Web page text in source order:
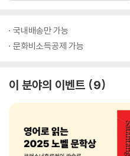
국내배송만 가능
문화비소득공제 가능
이 분야의 이벤트 9